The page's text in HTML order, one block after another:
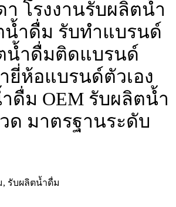
า โรงงานรับผลิตน้ำ
น้ำดื่ม รับทำแบรนด์
น้ำดื่มติดแบรนด์
ห้อแบรนด์ตัวเอง
ดื่ม OEM รับผลิตน้ำ
ด มาตรฐานระดับ
, รับผลิตน้ำดื่ม